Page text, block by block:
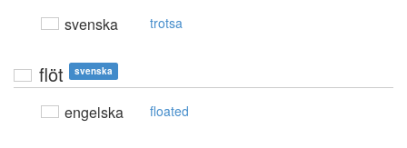
svenska trotsa
flöt svenska
engelska floated